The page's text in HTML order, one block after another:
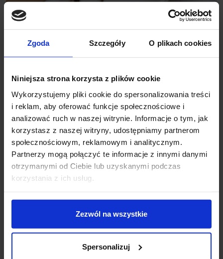
Zgoda Szczegóły O plikach cookies
Niniejsza strona korzysta z plików cookie
Wykorzystujemy pliki cookie do spersonalizowania treści
i reklam, aby oferować funkcje społecznościowe i
analizować ruch w naszej witrynie. Informacje o tym, jak
korzystasz z naszej witryny, udostępniamy partnerom
społecznościowym, reklamowym i analitycznym.
Partnerzy mogą połączyć te informacje z innymi danymi
otrzymanymi od Ciebie lub uzyskanymi podczas
korzystania z ich usług.
Zezwól na wszystkie
Spersonalizuj
Rekrutacja
Trwa rekrutacja na rok akademicki 2026/2027. O przyjęciu na studia
kolejność zgłoszeń. Warunkiem przyjęcia na studia podyplomowe jest
wpłata czesnego do 30 września.
wniosek online
lub odwiedź nas osobiście – Łódź, ul. Wileńska
53/55.
Masz pytania?
Zadzwoń – (42) 687 00 44
Wymagane dokumenty